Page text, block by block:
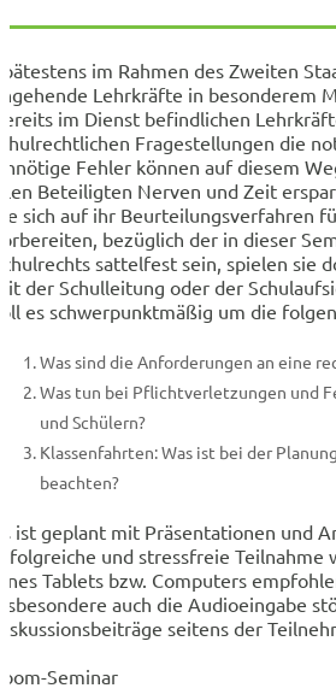
im Rahmen des Zweiten
Lehrkräfte in besonderem
im Dienst befindlichen
Fragestellungen die
Fehler können auf diesem
Beteiligten Nerven und Zeit
sich auf ihr Beurteilungsverfahren
bezüglich der in dieser
sattelfest sein, spielen sie
der Schulleitung oder der
es schwerpunktmäßig um die
Was sind die Anforderungen an eine
Was tun bei Pflichtverletzungen und
und Schülern?
Klassenfahrten: Was ist bei der
beachten?
ist geplant mit Präsentationen und
und stressfreie Teilnahme
Tablets bzw. Computers
auch die Audioeingabe
seitens der
Seminar